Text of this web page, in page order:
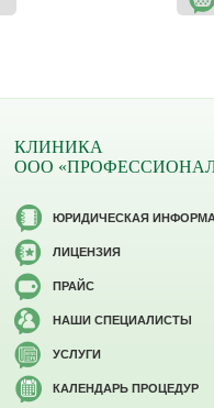
КЛИНИКА
ООО
ЮРИДИЧЕСКАЯ
ЛИЦЕНЗИЯ
ПРАЙС
НАШИ СПЕЦИАЛИСТЫ
УСЛУГИ
КАЛЕНДАРЬ ПРОЦЕДУР